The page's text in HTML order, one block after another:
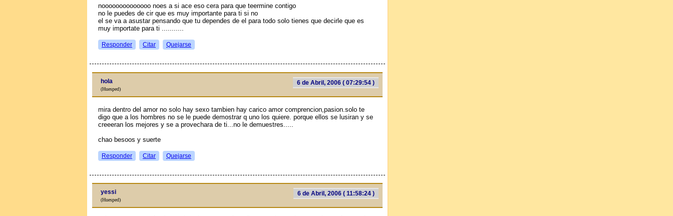
noooooooooooooo noes a si ace eso cera para que teermine contigo
no le puedes de cir que es muy importante para ti si no
el se va a asustar pensando que tu dependes de el para todo solo tienes que decirle que es
muy importate para ti ...........
Responder Citar Quejarse
6 de Abril, 2006 ( 07:29:54 )
hola
(Huesped)
mira dentro del amor no solo hay sexo tambien hay cariсo amor comprencion,pasion.solo te
digo que a los hombres no se le puede demostrar q uno los quiere. porque ellos se lusiran y se
creeeran los mejores y se a provechara de ti...no le demuestres.....
chao besoos y suerte
Responder Citar Quejarse
6 de Abril, 2006 ( 11:58:24 )
yessi
(Huesped)